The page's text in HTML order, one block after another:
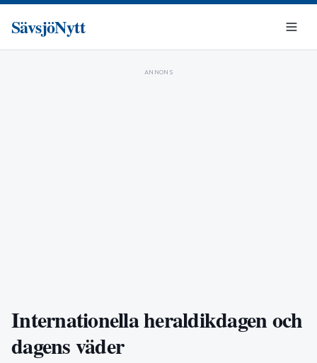
SävsjöNytt
ANNONS
Internationella heraldikdagen och
dagens väder